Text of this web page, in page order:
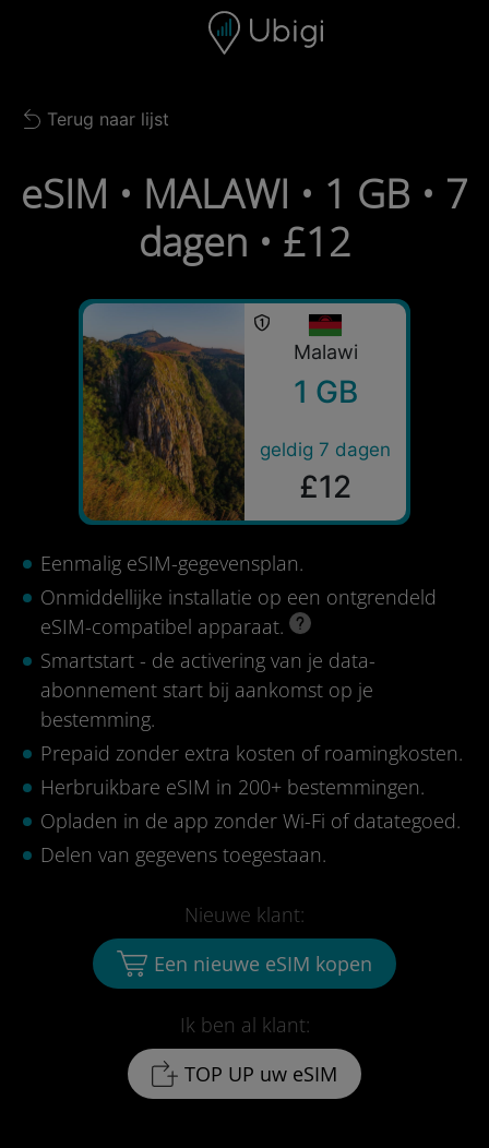
Navigatiebalk Voettekst
Back to list
Terug naar lijst
eSIM • MALAWI • 1 GB • 7
dagen • £12
Malawi
1 GB
geldig 7 dagen
£12
Eenmalig eSIM-gegevensplan.
Onmiddellijke installatie op een ontgrendeld
eSIM-compatibel apparaat.
Smartstart - de activering van je data-
abonnement start bij aankomst op je
bestemming.
Prepaid zonder extra kosten of roamingkosten.
Herbruikbare eSIM in 200+ bestemmingen.
Opladen in de app zonder Wi-Fi of datategoed.
Delen van gegevens toegestaan.
Ik ben al klant:
TOP UP uw eSIM
Nieuwe klant:
Een nieuwe eSIM kopen